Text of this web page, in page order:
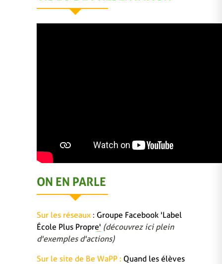
ON EN PARLE
Sur les réseaux : Groupe Facebook 'Label
École Plus Propre' (découvrez ici plein
d'exemples d'actions)
Sur le site de Be WaPP : Quand les élèves